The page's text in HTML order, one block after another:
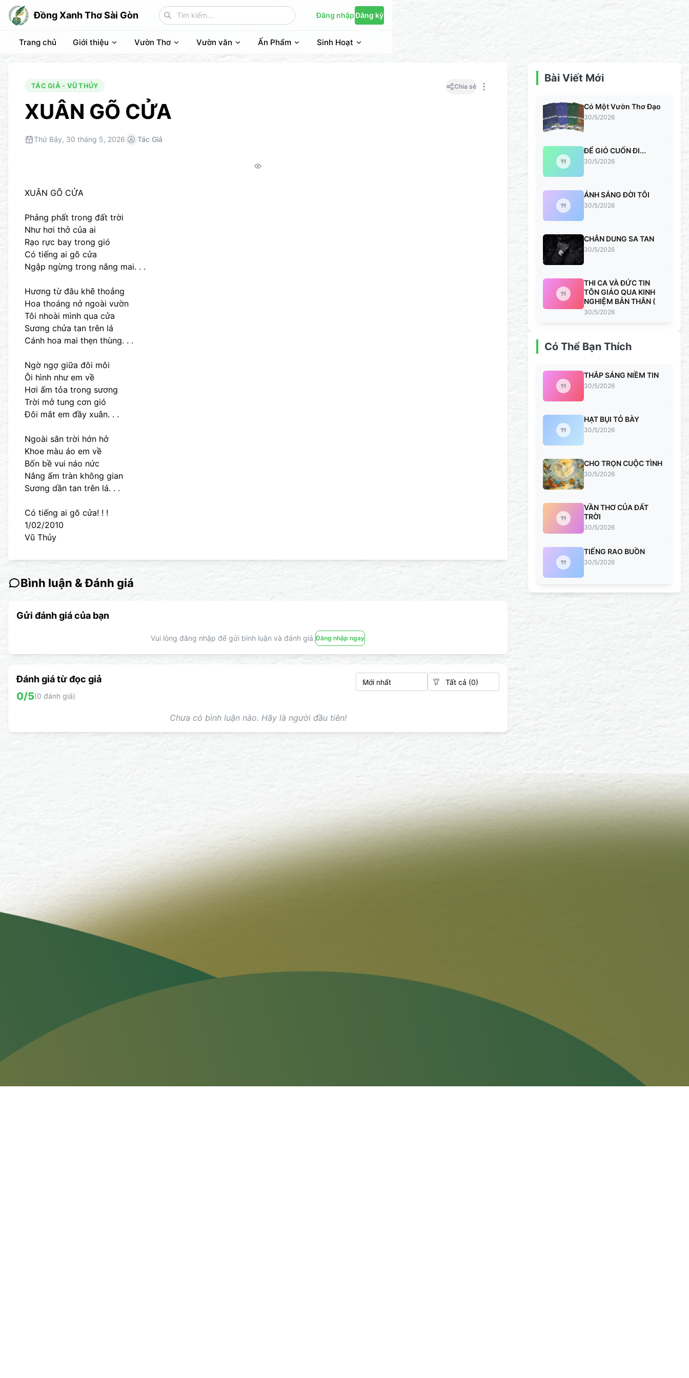
Đồng Xanh Thơ Sài Gòn Đăng nhậpĐăng ký
Trang chủ Giới thiệu Vườn Thơ Vườn văn Ấn Phẩm Sinh Hoạt
TÁC GIẢ - VŨ THỦY
XUÂN GÕ CỬA
Chia sẻ
Thứ Bảy, 30 tháng 5, 2026 Tác Giả
XUÂN GÕ CỬA
Phảng phất trong đất trời
Như hơi thở của ai
Rạo rực bay trong gió
Có tiếng ai gõ cửa
Ngập ngừng trong nắng mai. . .
Hương từ đâu khẽ thoảng
Hoa thoáng nở ngoài vườn
Tôi nhoài mình qua cửa
Sương chửa tan trên lá
Cánh hoa mai thẹn thùng. . .
Ngờ ngợ giữa đôi môi
Ôi hình như em về
Hơi ấm tỏa trong sương
Trời mở tung cơn gió
Đôi mắt em đầy xuân. . .
Ngoài sân trời hớn hở
Khoe màu áo em về
Bốn bề vui náo nức
Nắng ấm tràn không gian
Sương dần tan trên lá. . .
Có tiếng ai gõ cửa! ! !
1/02/2010
Vũ Thủy
Bình luận & Đánh giá
Gửi đánh giá của bạn
Vui lòng đăng nhập để gửi bình luận và đánh giá.Đăng nhập ngay
Đánh giá từ đọc giả
0/5(0 đánh giá)
Chưa có bình luận nào. Hãy là người đầu tiên!
Bài Viết Mới
Có Một Vườn Thơ Đạo
30/5/2026
ĐỂ GIÓ CUỐN ĐI...
30/5/2026
ÁNH SÁNG ĐỜI TÔI
30/5/2026
CHÂN DUNG SA TAN
30/5/2026
THI CA VÀ ĐỨC TIN
TÔN GIÁO QUA KINH
NGHIỆM BẢN THÂN (
30/5/2026
Có Thể Bạn Thích
THẮP SÁNG NIỀM TIN
30/5/2026
HẠT BỤI TỎ BÀY
30/5/2026
CHO TRỌN CUỘC TÌNH
30/5/2026
VẦN THƠ CỦA ĐẤT
TRỜI
30/5/2026
TIẾNG RAO BUỒN
30/5/2026